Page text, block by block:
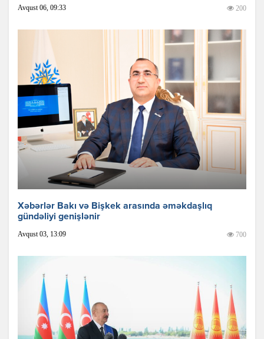
Avqust 06, 09:33 200
Xəbərlər Bakı və Bişkek arasında əməkdaşlıq
gündəliyi genişlənir
Avqust 03, 13:09 700